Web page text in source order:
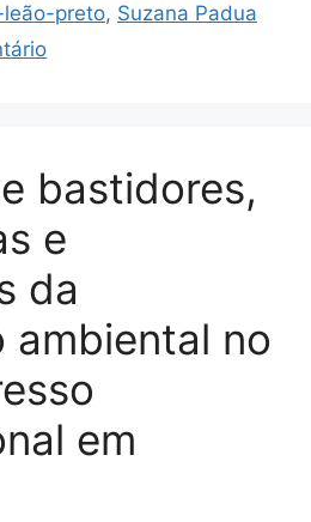
leão-preto, Suzana Padua
bastidores,
e
da
ambiental no
em